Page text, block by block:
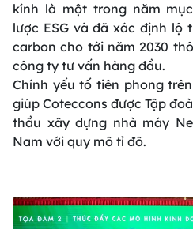
kính là một trong năm
lược ESG và đã xác định lộ
carbon cho tới năm 2030
công ty tư vấn hàng đầu.
Chính yếu tố tiên phong
giúp Coteccons được Tập
thầu xây dựng nhà máy
Nam với quy mô tỉ đô.